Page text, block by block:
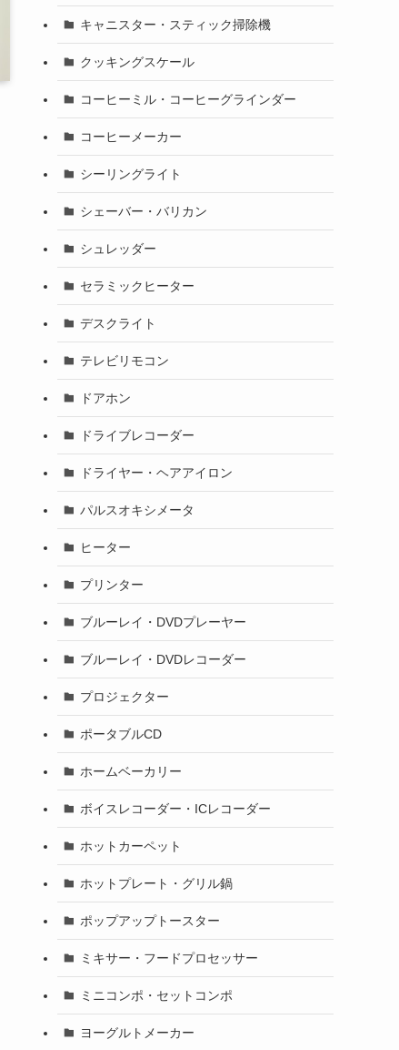
キャニスター・スティック掃除機
クッキングスケール
コーヒーミル・コーヒーグラインダー
コーヒーメーカー
シーリングライト
シェーバー・バリカン
シュレッダー
セラミックヒーター
デスクライト
テレビリモコン
ドアホン
ドライブレコーダー
ドライヤー・ヘアアイロン
パルスオキシメータ
ヒーター
プリンター
ブルーレイ・DVDプレーヤー
ブルーレイ・DVDレコーダー
プロジェクター
ポータブルCD
ホームベーカリー
ボイスレコーダー・ICレコーダー
ホットカーペット
ホットプレート・グリル鍋
ポップアップトースター
ミキサー・フードプロセッサー
ミニコンポ・セットコンポ
ヨーグルトメーカー